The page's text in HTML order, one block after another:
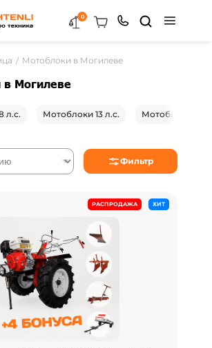
0
Мотоблоки в Могилеве
в Могилеве
л.с. Мотоблоки 13 л.с. Мотоблоки 8
Фильтр
РАСПРОДАЖА ХИТ